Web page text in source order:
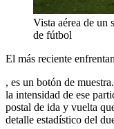
Vista aérea de un
de fútbol
El más reciente
, es un botón de
la intensidad de ese
postal de ida y vuelta
detalle estadístico del